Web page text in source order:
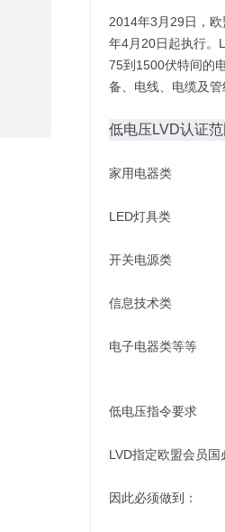
2014年3月29日，
年4月20日起执行。
75到1500伏特间的
备、电线、电缆及
低电压LVD认证
家用电器类
LED灯具类
开关电源类
信息技术类
电子电器类等等
低电压指令要求
LVD指定欧盟会员
因此必须做到：